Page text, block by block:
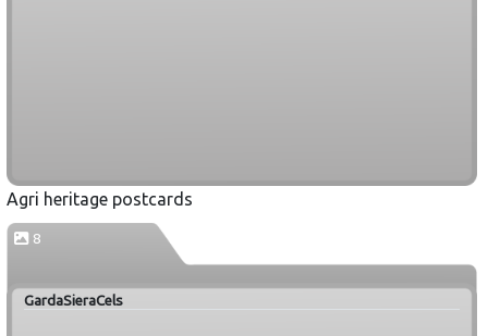
Agri heritage postcards
8
GardaSieraCels